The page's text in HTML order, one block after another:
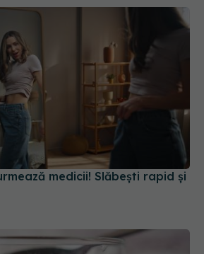
medicii! Slăbești rapid și